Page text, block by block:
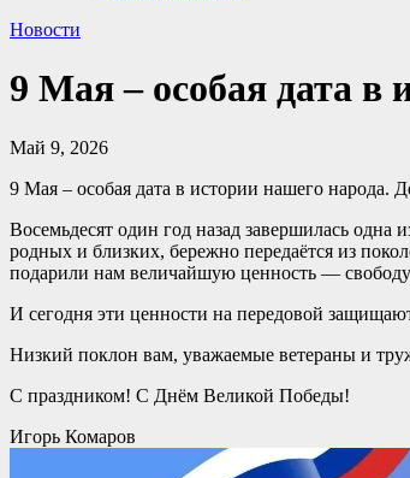
Новости
9 Мая – особая дата в
Май 9, 2026
9 Мая – особая дата в истории нашего народа.
Восемьдесят один год назад завершилась
родных и близких, бережно передаётся из
подарили нам величайшую ценность — свободу
И сегодня эти ценности на передовой
Низкий поклон вам, уважаемые ветераны и
С праздником! С Днём Великой Победы!
Игорь Комаров